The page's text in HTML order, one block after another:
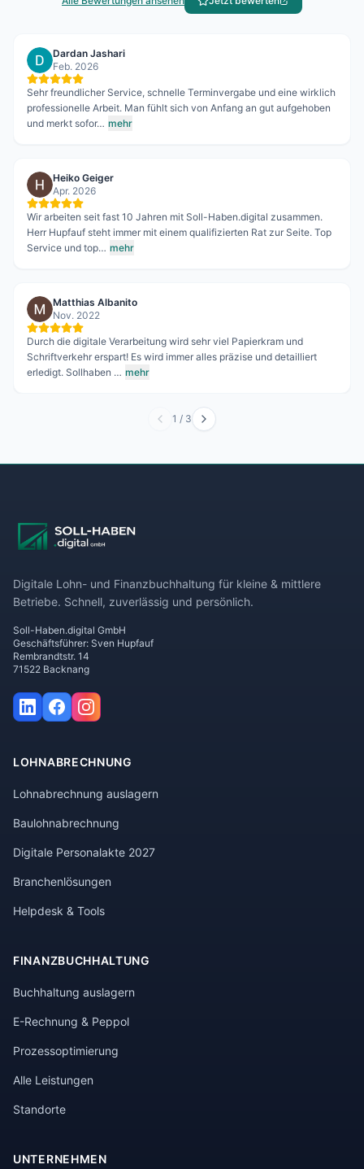
Dardan Jashari
Feb. 2026
Sehr freundlicher Service, schnelle Terminvergabe und eine wirklich
professionelle Arbeit. Man fühlt sich von Anfang an gut aufgehoben
und merkt sofor… mehr
Heiko Geiger
Apr. 2026
Wir arbeiten seit fast 10 Jahren mit Soll-Haben.digital zusammen.
Herr Hupfauf steht immer mit einem qualifizierten Rat zur Seite. Top
Service und top… mehr
Matthias Albanito
Nov. 2022
Durch die digitale Verarbeitung wird sehr viel Papierkram und
Schriftverkehr erspart! Es wird immer alles präzise und detailliert
erledigt. Sollhaben … mehr
1 / 3
Digitale Lohn- und Finanzbuchhaltung für kleine & mittlere
Betriebe. Schnell, zuverlässig und persönlich.
Soll-Haben.digital GmbH
Geschäftsführer: Sven Hupfauf
Rembrandtstr. 14
71522 Backnang
LOHNABRECHNUNG
Lohnabrechnung auslagern
Baulohnabrechnung
Digitale Personalakte 2027
Branchenlösungen
Helpdesk & Tools
FINANZBUCHHALTUNG
Buchhaltung auslagern
E-Rechnung & Peppol
Prozessoptimierung
Alle Leistungen
Standorte
UNTERNEHMEN